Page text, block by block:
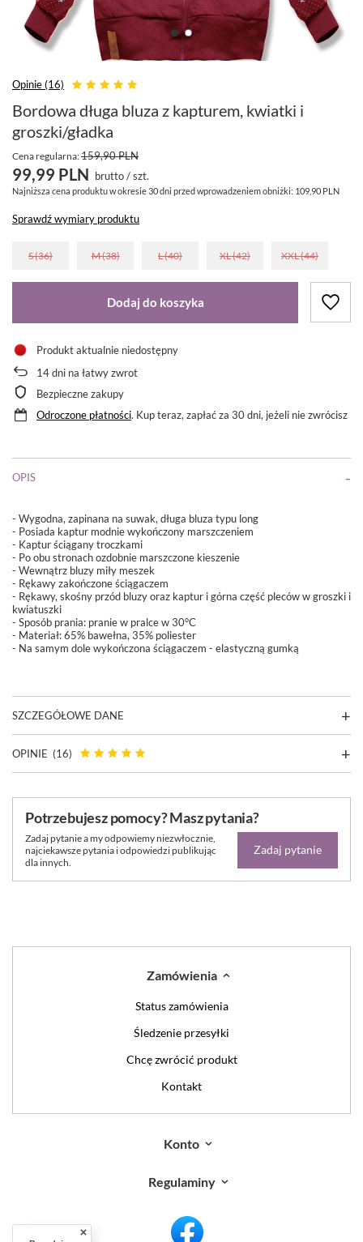
Opinie (16)
Bordowa długa bluza z kapturem, kwiatki i
groszki/gładka
Cena regularna:159,90 PLN
99,99 PLN brutto/szt.
Najniższa cena produktu w okresie 30 dni przed wprowadzeniem obniżki: 109,90 PLN
Sprawdź wymiary produktu
S (36) M (38) L (40) XL (42) XXL (44)
Dodaj do koszyka
Produkt aktualnie niedostępny
14dni na łatwy zwrot
Bezpieczne zakupy
Odroczone płatności. Kup teraz, zapłać za 30 dni, jeżeli nie zwrócisz
OPIS
- Wygodna, zapinana na suwak, długa bluza typu long
- Posiada kaptur modnie wykończony marszczeniem
- Kaptur ściągany troczkami
- Po obu stronach ozdobnie marszczone kieszenie
- Wewnątrz bluzy miły meszek
- Rękawy zakończone ściągaczem
- Rękawy, skośny przód bluzy oraz kaptur i górna część pleców w groszki i
kwiatuszki
- Sposób prania: pranie w pralce w 30°C
- Materiał: 65% bawełna, 35% poliester
- Na samym dole wykończona ściągaczem - elastyczną gumką
SZCZEGÓŁOWE DANE
OPINIE (16)
Potrzebujesz pomocy? Masz pytania?
Zadaj pytanie a my odpowiemy niezwłocznie,
najciekawsze pytania i odpowiedzi publikując
dla innych.
Zadaj pytanie
Zamówienia
Status zamówienia
Śledzenie przesyłki
Chcę zwrócić produkt
Kontakt
Konto
Regulaminy